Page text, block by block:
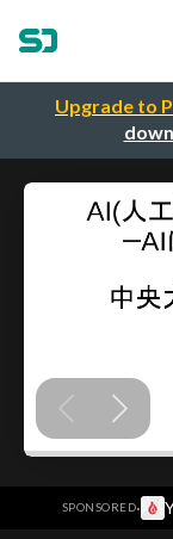
Upgrade to
SPONSORED·